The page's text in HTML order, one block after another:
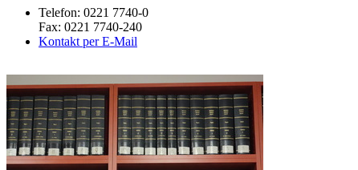
Telefon: 0221 7740-0
Fax: 0221 7740-240
Kontakt per E-Mail